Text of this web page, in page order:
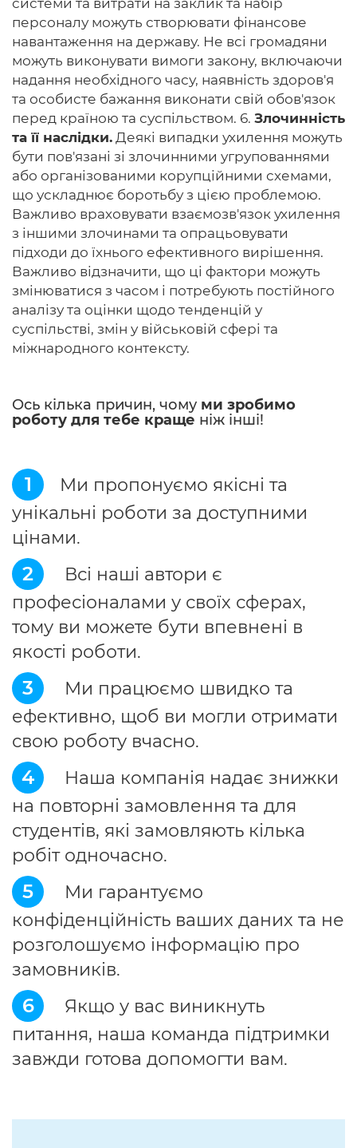
системи та витрати на заклик та набір
персоналу можуть створювати фінансове
навантаження на державу. Не всі громадяни
можуть виконувати вимоги закону, включаючи
надання необхідного часу, наявність здоров'я
та особисте бажання виконати свій обов'язок
перед країною та суспільством. 6. Злочинність
та її наслідки. Деякі випадки ухилення можуть
бути пов'язані зі злочинними угрупованнями
або організованими корупційними схемами,
що ускладнює боротьбу з цією проблемою.
Важливо враховувати взаємозв'язок ухилення
з іншими злочинами та опрацьовувати
підходи до їхнього ефективного вирішення.
Важливо відзначити, що ці фактори можуть
змінюватися з часом і потребують постійного
аналізу та оцінки щодо тенденцій у
суспільстві, змін у військовій сфері та
міжнародного контексту.
Ось кілька причин, чому ми зробимо
роботу для тебе краще ніж інші!
1
Ми пропонуємо якісні та
унікальні роботи за доступними
цінами.
2
Всі наші автори є
професіоналами у своїх сферах,
тому ви можете бути впевнені в
якості роботи.
3
Ми працюємо швидко та
ефективно, щоб ви могли отримати
свою роботу вчасно.
4
Наша компанія надає знижки
на повторні замовлення та для
студентів, які замовляють кілька
робіт одночасно.
5
Ми гарантуємо
конфіденційність ваших даних та не
розголошуємо інформацію про
замовників.
6
Якщо у вас виникнуть
питання, наша команда підтримки
завжди готова допомогти вам.